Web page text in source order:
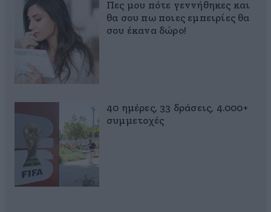
Πες μου πότε γεννήθηκες και
θα σου πω ποιες εμπειρίες θα
σου έκανα δώρο!
40 ημέρες, 33 δράσεις, 4.000+
συμμετοχές